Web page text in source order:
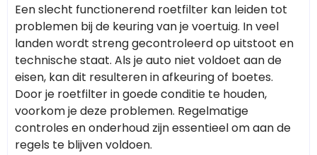
Een slecht functionerend roetfilter kan leiden tot
problemen bij de keuring van je voertuig. In veel
landen wordt streng gecontroleerd op uitstoot en
technische staat. Als je auto niet voldoet aan de
eisen, kan dit resulteren in afkeuring of boetes.
Door je roetfilter in goede conditie te houden,
voorkom je deze problemen. Regelmatige
controles en onderhoud zijn essentieel om aan de
regels te blijven voldoen.